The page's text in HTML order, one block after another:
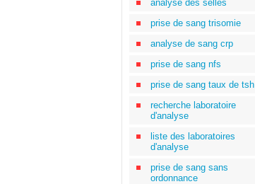
analyse des selles
prise de sang trisomie
analyse de sang crp
prise de sang nfs
prise de sang taux de tsh
recherche laboratoire
d'analyse
liste des laboratoires
d'analyse
prise de sang sans
ordonnance